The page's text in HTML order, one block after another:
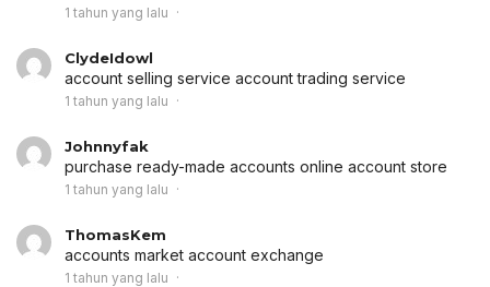
1 tahun yang lalu
ClydeIdowl
account selling service account trading service
1 tahun yang lalu
Johnnyfak
purchase ready-made accounts online account store
1 tahun yang lalu
ThomasKem
accounts market account exchange
1 tahun yang lalu